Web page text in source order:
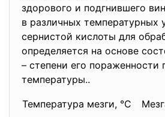
здорового и подгнившего
в различных температурных
сернистой кислоты для
определяется на основе
– степени его пораженности
температуры..
Температура мезги, °С